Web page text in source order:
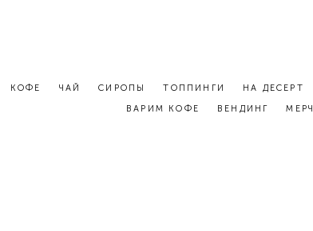
КОФЕ ЧАЙ СИРОПЫ ТОППИНГИ НА ДЕСЕРТ
ВАРИМ КОФЕ
ВЕНДИНГ МЕРЧ